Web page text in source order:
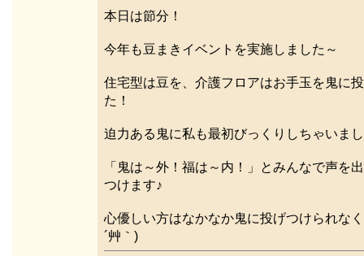
本日は節分！
今年も豆まきイベントを実施しました～
住宅型は豆を、介護フロアはお手玉を鬼に
た！
迫力ある鬼に私も最初びっくりしちゃいま
「鬼は～外！福は～内！」とみんなで声を
つけます♪
心優しい方はなかなか鬼に投げつけられな
´艸｀)